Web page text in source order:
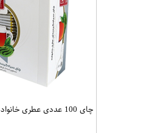
چای 100 عددی عطری خانواده با پوشش برند : دبش